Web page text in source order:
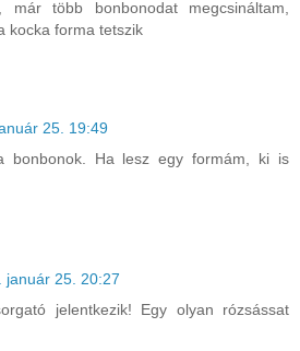
több bonbonodat megcsináltam,
kocka forma tetszik
25. 19:49
bonbonok. Ha lesz egy formám, ki is
január 25. 20:27
jelentkezik! Egy olyan rózsássat